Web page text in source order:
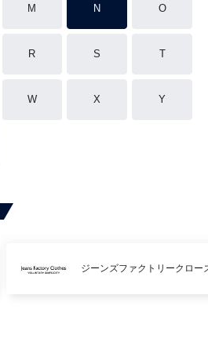
M N O
R S T
W X Y
ジーンズファクトリークロー